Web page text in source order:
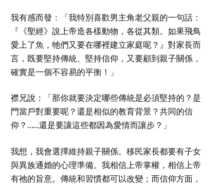
我有感而發：「我特別喜歡男主角老父親的一句話：
『《聖經》說上帝造各樣動物，各從其類。如果飛鳥
愛上了魚，牠們又要在哪裡建立家庭呢？』對家長而
言，既要堅持傳統、堅持信仰，又要顧到親子關係，
確實是一個不容易的平衡！」
襟兄說：「那你就要決定哪些傳統是必須堅持的？是
門當戶對重要呢？還是相似的教育背景？共同的信
仰？……還是要讓這些都因為愛情而讓步？」
我想，我會選擇維持親子關係。移民家長都要有子女
與異族通婚的心理準備。我相信上帝掌權，相信上帝
有祂的旨意。傳統和習慣都可以改變；而信仰方面，